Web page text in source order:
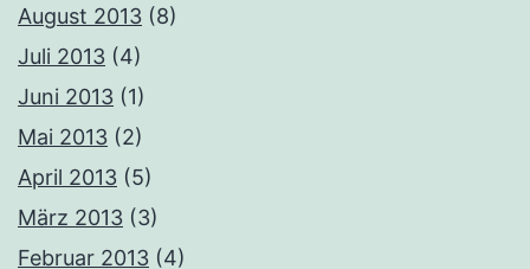
August 2013 (8)
Juli 2013 (4)
Juni 2013 (1)
Mai 2013 (2)
April 2013 (5)
März 2013 (3)
Februar 2013 (4)